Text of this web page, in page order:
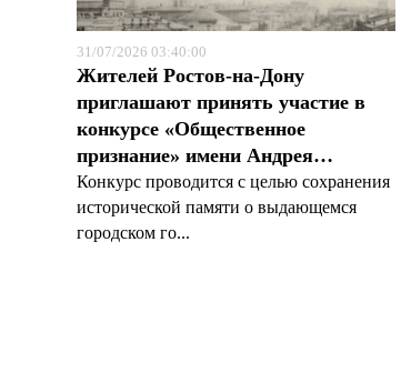
31/07/2026 03:40:00
Жителей Ростов-на-Дону
приглашают принять участие в
конкурсе «Общественное
признание» имени Андрея…
Конкурс проводится с целью сохранения
исторической памяти о выдающемся
городском го...